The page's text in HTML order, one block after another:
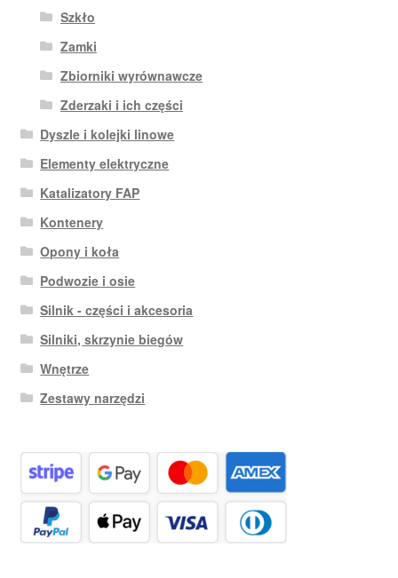
Szkło
Zamki
Zbiorniki wyrównawcze
Zderzaki i ich części
Dyszle i kolejki linowe
Elementy elektryczne
Katalizatory FAP
Kontenery
Opony i koła
Podwozie i osie
Silnik - części i akcesoria
Silniki, skrzynie biegów
Wnętrze
Zestawy narzędzi